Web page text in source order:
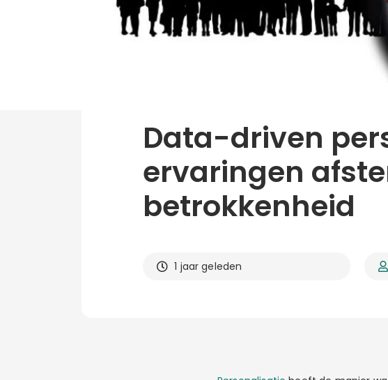
Data-driven
ervaringen
betrokkenheid
1 jaar geleden